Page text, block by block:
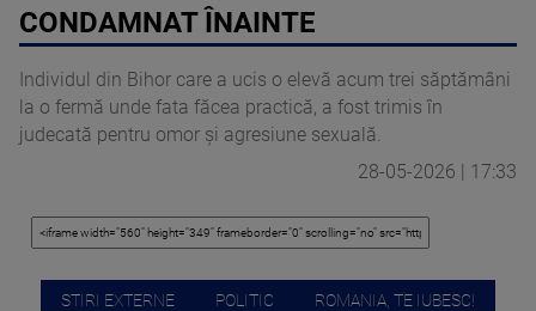
CONDAMNAT ÎNAINTE
Individul din Bihor care a ucis o elevă acum trei săptămâni
la o fermă unde fata făcea practică, a fost trimis în
judecată pentru omor și agresiune sexuală.
28-05-2026 | 17:33
STIRI EXTERNE POLITIC ROMANIA, TE IUBESC!